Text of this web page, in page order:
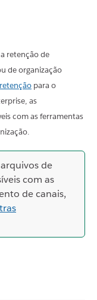
retenção de
de organização
para o
as
com as ferramentas
de
com as
de canais,